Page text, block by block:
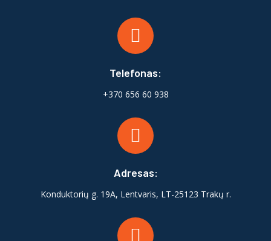
Telefonas:
+370 656 60 938
Adresas:
Konduktorių g. 19A, Lentvaris, LT-25123 Trakų r.